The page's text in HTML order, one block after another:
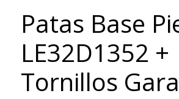
Patas Base
LE32D1352 +
Tornillos